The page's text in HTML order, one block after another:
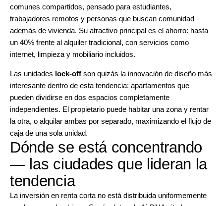
comunes compartidos, pensado para estudiantes,
trabajadores remotos y personas que buscan comunidad
además de vivienda. Su atractivo principal es el ahorro: hasta
un 40% frente al alquiler tradicional, con servicios como
internet, limpieza y mobiliario incluidos.
Las unidades lock-off son quizás la innovación de diseño más
interesante dentro de esta tendencia: apartamentos que
pueden dividirse en dos espacios completamente
independientes. El propietario puede habitar una zona y rentar
la otra, o alquilar ambas por separado, maximizando el flujo de
caja de una sola unidad.
Dónde se está concentrando
— las ciudades que lideran la
tendencia
La inversión en renta corta no está distribuida uniformemente